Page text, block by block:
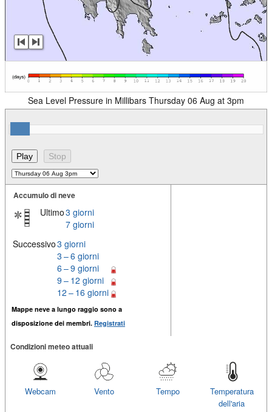
Sea Level Pressure in Millibars Thursday 06 Aug at 3pm
Accumulo di neve
Ultimo3 giorni
7 giorni
Successivo3 giorni
3 – 6 giorni
6 – 9 giorni
9 – 12 giorni
12 – 16 giorni
Mappe neve a lungo raggio sono a
disposizione dei membri. Registrati
Condizioni meteo attuali
Temperatura
dell'aria
Tempo
Vento
Webcam